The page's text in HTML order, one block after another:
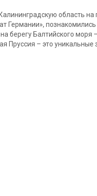
область на
Германии»,
берегу Балтийского моря
Пруссия – это уникальные